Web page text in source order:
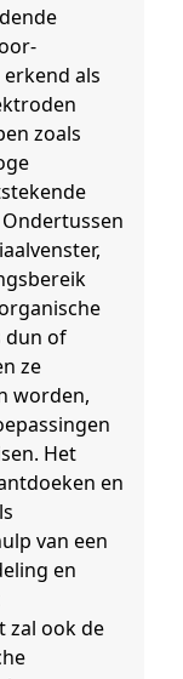
als
zoals
dun of
ze
worden,
Het
en
van een
en
zal ook de